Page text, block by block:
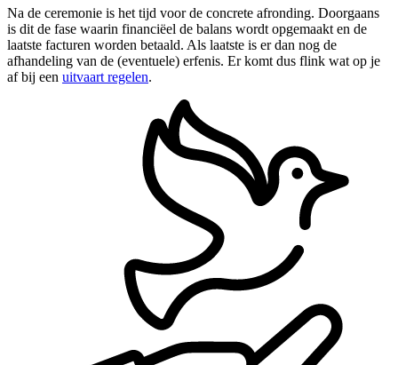
Na de ceremonie is het tijd voor de concrete afronding. Doorgaans
is dit de fase waarin financiëel de balans wordt opgemaakt en de
laatste facturen worden betaald. Als laatste is er dan nog de
afhandeling van de (eventuele) erfenis. Er komt dus flink wat op je
af bij een uitvaart regelen.